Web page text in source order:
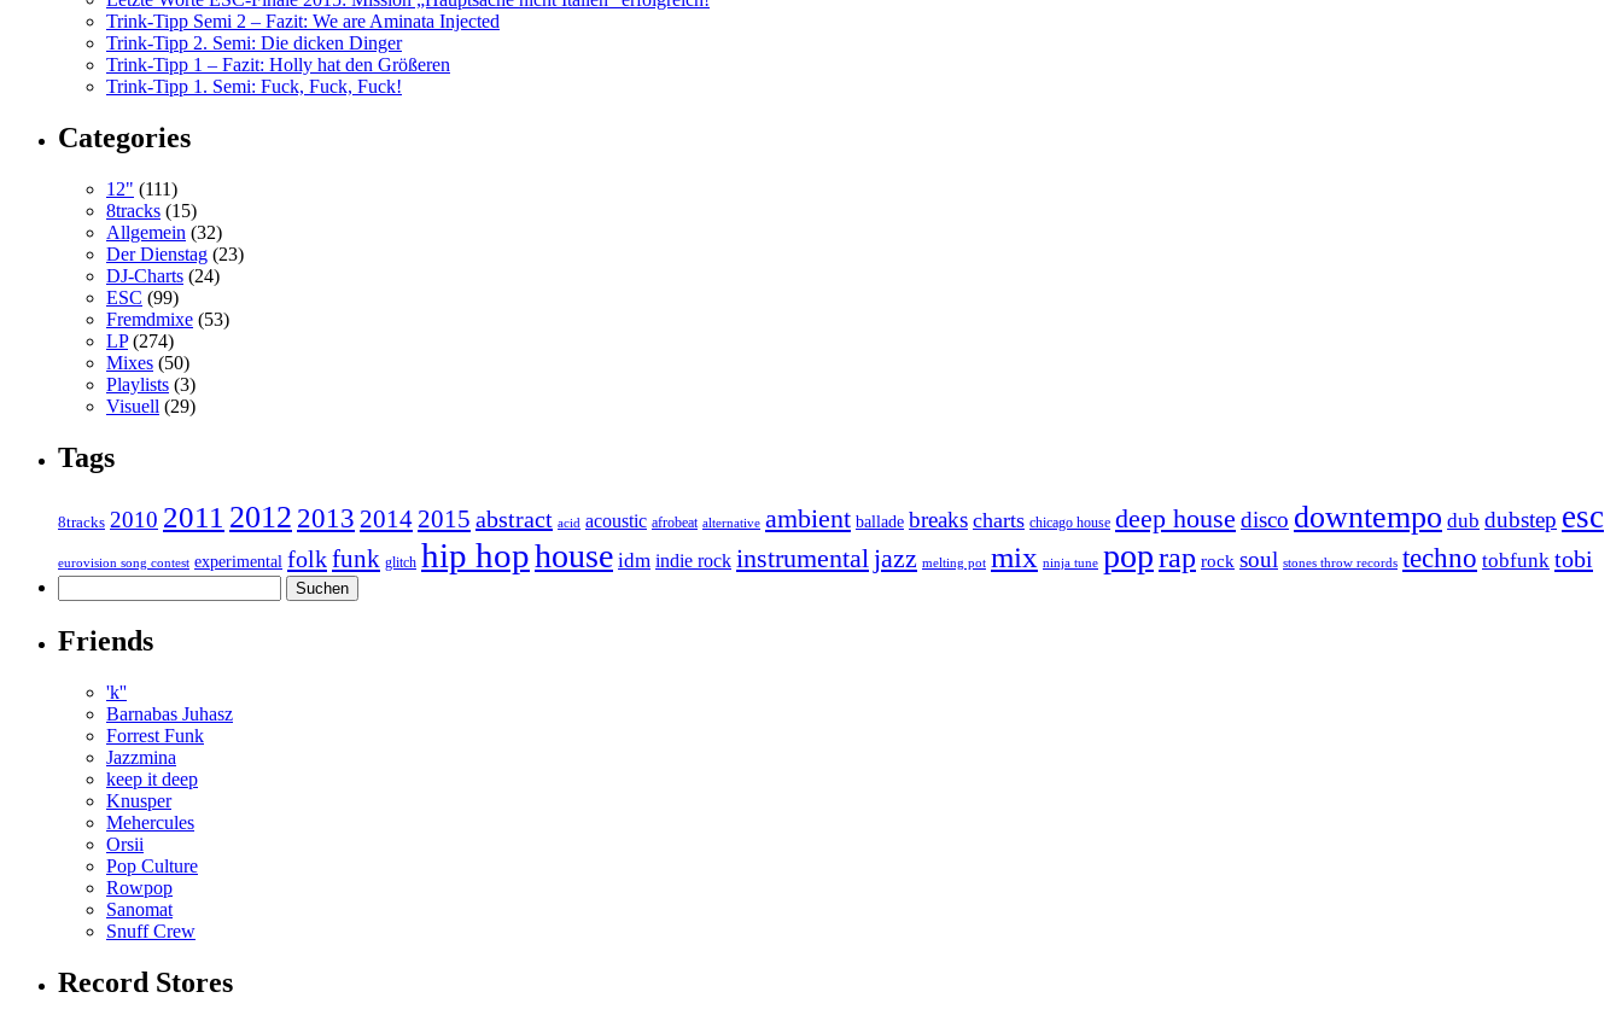
Trink-Tipp Semi 2 – Fazit: We are Aminata Injected
Trink-Tipp 2. Semi: Die dicken Dinger
Trink-Tipp 1 – Fazit: Holly hat den Größeren
Trink-Tipp 1. Semi: Fuck, Fuck, Fuck!
Categories
12" (111)
8tracks (15)
Allgemein (32)
Der Dienstag (23)
DJ-Charts (24)
ESC (99)
Fremdmixe (53)
LP(274)
Mixes (50)
Playlists (3)
Visuell (29)
Tags
8tracks 2010 2011 2012 2013 2014 2015 abstract acid acoustic afrobeat alternative ambient ballade breaks charts chicago house deep house disco downtempo dub dubstep esc
eurovision song contest experimental folkfunk glitch hip hophouse idm indie rock instrumental jazz melting pot mix ninja tune poprap rock soul stones throw records techno tobfunk tobi
nach:
Friends
'k''
Barnabas Juhasz
Forrest Funk
Jazzmina
keep it deep
Knusper
Mehercules
Orsii
Pop Culture
Rowpop
Sanomat
Snuff Crew
Record Stores